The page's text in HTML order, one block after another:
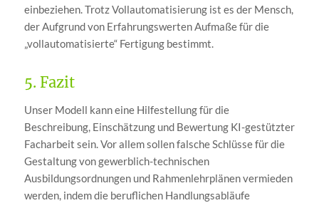
einbeziehen. Trotz Vollautomatisierung ist es der Mensch,
der Aufgrund von Erfahrungswerten Aufmaße für die
„vollautomatisierte“ Fertigung bestimmt.
5. Fazit
Unser Modell kann eine Hilfestellung für die
Beschreibung, Einschätzung und Bewertung KI-gestützter
Facharbeit sein. Vor allem sollen falsche Schlüsse für die
Gestaltung von gewerblich-technischen
Ausbildungsordnungen und Rahmenlehrplänen vermieden
werden, indem die beruflichen Handlungsabläufe